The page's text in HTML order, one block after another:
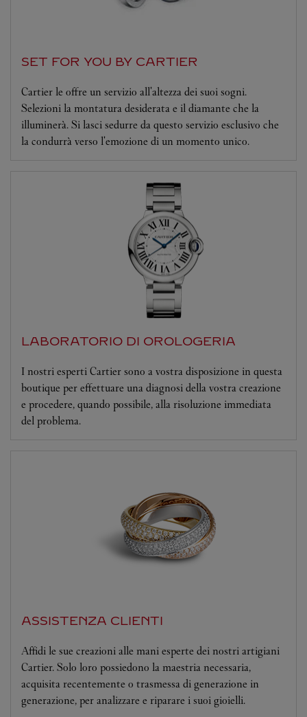
SET FOR YOU BY CARTIER
Cartier le offre un servizio all'altezza dei suoi sogni.
Selezioni la montatura desiderata e il diamante che la
illuminerà. Si lasci sedurre da questo servizio esclusivo che
la condurrà verso l'emozione di un momento unico.
LABORATORIO DI OROLOGERIA
I nostri esperti Cartier sono a vostra disposizione in questa
boutique per effettuare una diagnosi della vostra creazione
e procedere, quando possibile, alla risoluzione immediata
del problema.
ASSISTENZA CLIENTI
Affidi le sue creazioni alle mani esperte dei nostri artigiani
Cartier. Solo loro possiedono la maestria necessaria,
acquisita recentemente o trasmessa di generazione in
generazione, per analizzare e riparare i suoi gioielli.